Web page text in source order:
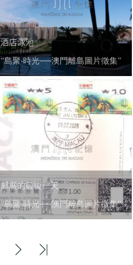
酒店泳池
“島聚‧時光──澳門離島圖片徵集”
郵展的最後一天
“島聚‧時光──澳門離島圖片徵集”